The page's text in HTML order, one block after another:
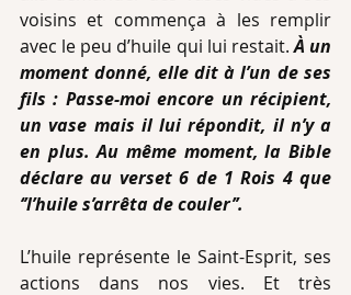
voisins et commença à les remplir
avec le peu d’huile qui lui restait. À un
moment donné, elle dit à l’un de ses
fils : Passe-moi encore un récipient,
un vase mais il lui répondit, il n’y a
en plus. Au même moment, la Bible
déclare au verset 6 de 1 Rois 4 que
‘’l’huile s’arrêta de couler’’.
L’huile représente le Saint-Esprit, ses
actions dans nos vies. Et très